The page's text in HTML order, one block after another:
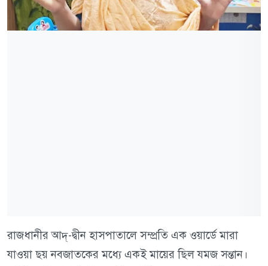
রাজধানীর আদ্-দ্বীন হাসপাতালে সম্প্রতি এক ওয়ার্ডে মারা
যাওয়া ছয় নবজাতকের মধ্যে একই মায়ের ছিল যমজ সন্তান।